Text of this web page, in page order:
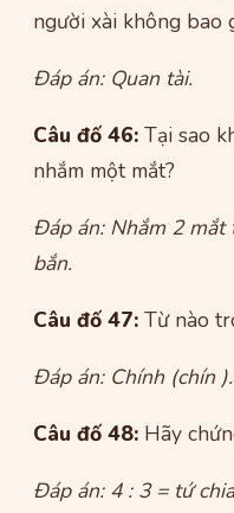
người xài không bao
Đáp án: Quan tài.
Câu đố 46: Tại sao
nhắm một mắt?
Đáp án: Nhắm 2
bắn.
Câu đố 47: Từ nào
Đáp án: Chính (chín ).
Câu đố 48: Hãy
Đáp án: 4 : 3 = tứ